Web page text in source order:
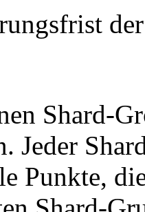
Shard-
Jeder
Punkte,